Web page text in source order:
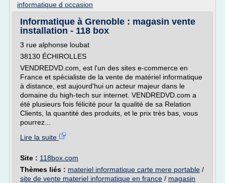
informatique d occasion
Informatique à Grenoble : magasin vente
installation - 118 box
3 rue alphonse loubat
38130 ÉCHIROLLES
VENDREDVD.com, est l'un des sites e-commerce en
France et spécialiste de la vente de matériel informatique
à distance, est aujourd'hui un acteur majeur dans le
domaine du high-tech sur internet. VENDREDVD.com a
été plusieurs fois félicité pour la qualité de sa Relation
Clients, la quantité des produits, et le prix très bas, vous
pourrez...
Lire la suite
Site : 118box.com
Thèmes liés : materiel informatique carte mere portable /
site de vente materiel informatique en france / magasin